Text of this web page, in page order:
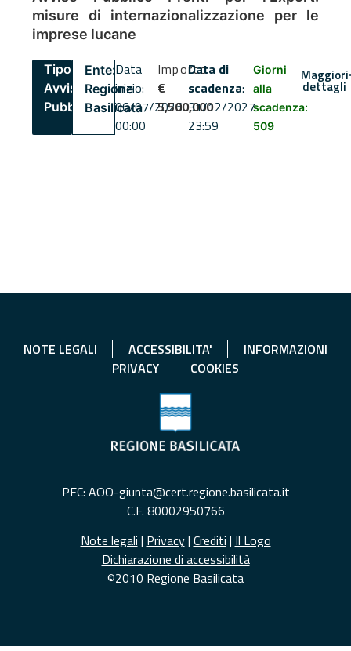
misure di internazionalizzazione per le
imprese lucane
Tipo:
Avviso
Pubblico
Ente:
Regione
Basilicata
Data
inizio:
06/07/2026
00:00
Importo
€
5,500,000
Data di
scadenza:
31/12/2027
23:59
Giorni
alla
scadenza:
509
Maggiori
dettagli
NOTE LEGALI ACCESSIBILITA'
INFORMAZIONI
PRIVACY
COOKIES
PEC: AOO-giunta@cert.regione.basilicata.it
C.F. 80002950766
Note legali | Privacy| Crediti | Il Logo
Dichiarazione di accessibilità
©2010 Regione Basilicata